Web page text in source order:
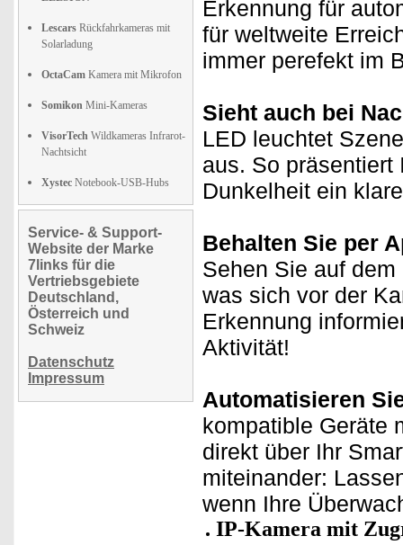
Lescars Rückfahrkameras mit
Solarladung
OctaCam Kamera mit Mikrofon
Somikon Mini-Kameras
VisorTech Wildkameras Infrarot-
Nachtsicht
Xystec Notebook-USB-Hubs
Service- & Support-
Website der Marke
7links für die
Vertriebsgebiete
Deutschland,
Österreich und
Schweiz
Datenschutz
Impressum
Erkennung für
für weltweite
immer perefekt im
Sieht auch bei
LED leuchtet
aus. So präsentiert
Dunkelheit ein
Behalten Sie per
Sehen Sie auf
was sich vor der
Erkennung
Aktivität!
Automatisieren
kompatible Geräte
direkt über Ihr
miteinander:
wenn Ihre
IP-Kamera mit